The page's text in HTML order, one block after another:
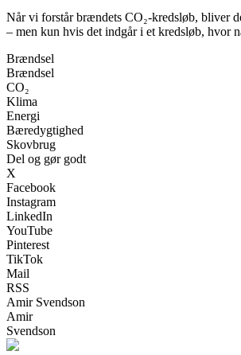
Når vi forstår brændets CO₂-kredsløb, bliver
– men kun hvis det indgår i et kredsløb, hvor
Brændsel
Brændsel
CO₂
Klima
Energi
Bæredygtighed
Skovbrug
Del og gør godt
X
Facebook
Instagram
LinkedIn
YouTube
Pinterest
TikTok
Mail
RSS
Amir Svendson
Amir
Svendson